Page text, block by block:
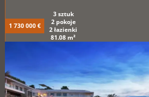
1 730 000 €
3 sztuk
2 pokoje
2 łazienki
81.08 m²